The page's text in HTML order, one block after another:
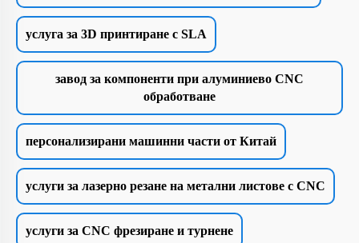
услуга за 3D принтиране с SLA
завод за компоненти при алуминиево CNC
обработване
персонализирани машинни части от Китай
услуги за лазерно резане на метални листове с CNC
услуги за CNC фрезиране и турнене